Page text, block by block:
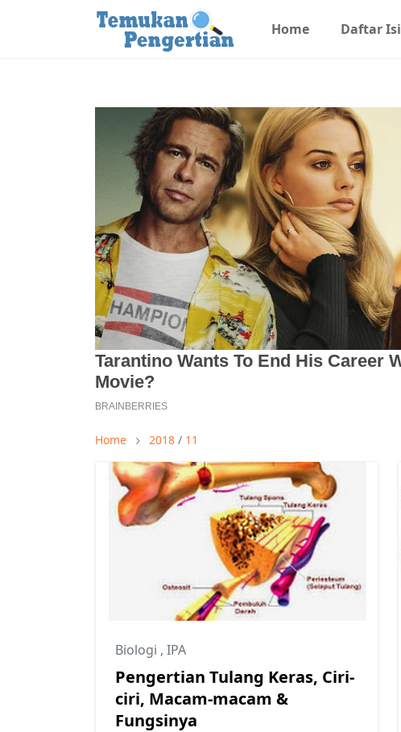
Home Daftar Isi
Home 2018 / 11
Biologi , IPA
Pengertian Tulang Keras, Ciri-
ciri, Macam-macam &
Fungsinya